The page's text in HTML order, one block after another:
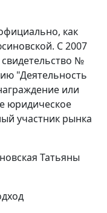
как
С 2007
№
"Деятельность
или
юридическое
участник рынка
Татьяны